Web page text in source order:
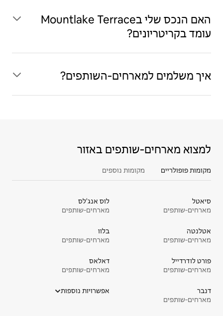
האם הנכס שלי בMountlake Terrace
עומד בקריטריונים?
איך משלמים למארחים‑השותפים?
למצוא מארחים‑שותפים באזור
מקומות פופולריים מקומות נוספים
סיאטל
מארחים‑שותפים
לוס אנג'לס
מארחים‑שותפים
אטלנטה
מארחים‑שותפים
בלוו
מארחים‑שותפים
פורט לודרדייל
מארחים‑שותפים
דאלאס
מארחים‑שותפים
דנבר
מארחים‑שותפים
אפשרויות נוספות